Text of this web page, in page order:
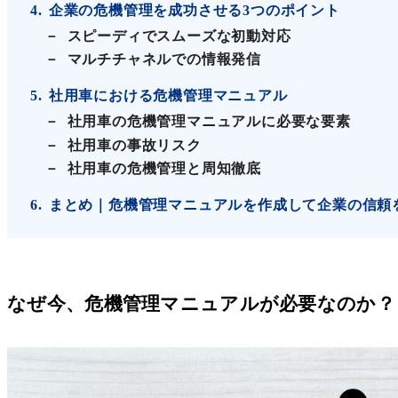
4
企業の危機管理を成功させる3つのポイント
スピーディでスムーズな初動対応
マルチチャネルでの情報発信
5
社用車における危機管理マニュアル
社用車の危機管理マニュアルに必要な要素
社用車の事故リスク
社用車の危機管理と周知徹底
6 まとめ｜危機管理マニュアルを作成して企業の信頼
なぜ今、危機管理マニュアルが必要なのか？